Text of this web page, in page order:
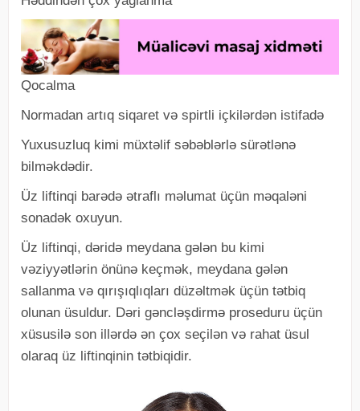
Qocalma
Normadan artıq siqaret və spirtli içkilərdən istifadə
Yuxusuzluq kimi müxtəlif səbəblərlə sürətlənə
bilməkdədir.
Üz liftinqi barədə ətraflı məlumat üçün məqaləni
sonadək oxuyun.
Üz liftinqi, dəridə meydana gələn bu kimi
vəziyyətlərin önünə keçmək, meydana gələn
sallanma və qırışıqlıqları düzəltmək üçün tətbiq
olunan üsuldur. Dəri gəncləşdirmə proseduru üçün
xüsusilə son illərdə ən çox seçilən və rahat üsul
olaraq üz liftinqinin tətbiqidir.